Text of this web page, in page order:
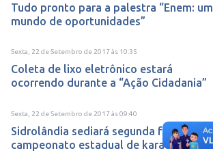
Tudo pronto para a palestra “Enem: um
mundo de oportunidades”
Sexta, 22 de Setembro de 2017às 10:35
Coleta de lixo eletrônico estará
ocorrendo durante a “Ação Cidadania”
Sexta, 22 de Setembro de 2017às09:40
Sidrolândia sediará segunda fase do
campeonato estadual de karatê